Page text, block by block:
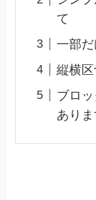
て
一部
縦横
ブロ
ありま